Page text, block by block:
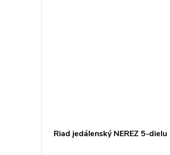
Riad jedálenský NEREZ 5-dielu